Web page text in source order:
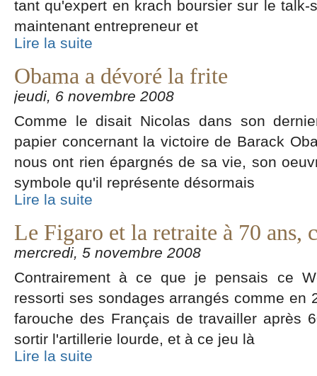
tant qu'expert en krach boursier sur le
maintenant entrepreneur et
Lire la suite
Obama a dévoré la frite
jeudi, 6 novembre 2008
Comme le disait Nicolas dans son
papier concernant la victoire de Barack
nous ont rien épargnés de sa vie, son
symbole qu'il représente désormais
Lire la suite
Le Figaro et la retraite à 70 ans,
mercredi, 5 novembre 2008
Contrairement à ce que je pensais ce
ressorti ses sondages arrangés comme en
farouche des Français de travailler après
sortir l'artillerie lourde, et à ce jeu là
Lire la suite